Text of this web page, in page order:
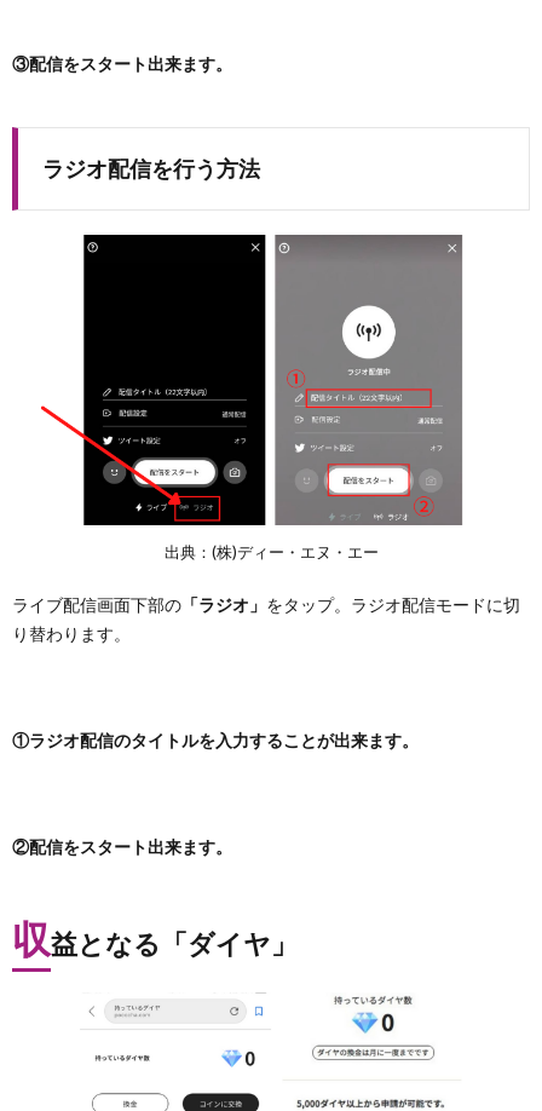
③配信をスタート出来ます。
ラジオ配信を行う方法
出典：(株)ディー・エヌ・エー
ライブ配信画面下部の 「ラジオ」 をタップ。ラジオ配信モードに切
り替わります。
①ラジオ配信のタイトルを入力することが出来ます。
②配信をスタート出来ます。
収益となる「ダイヤ」